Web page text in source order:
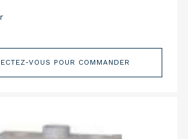
VOUS POUR COMMANDER